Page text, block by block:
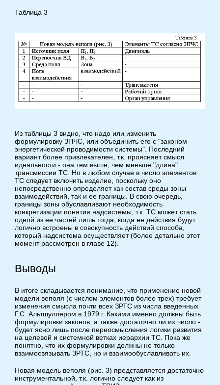
Таблица 3
Из таблицы 3 видно, что надо или изменить
формулировку ЗПЧС, или объединить его с "законом
энергетической проводимости системы". Последний
вариант более привлекателен, т.к. проясняет смысл
идеальности - она тем выше, чем меньше "длина"
трансмиссии ТС. Но в любом случае в число элементов
ТС следует включить изделие, поскольку оно
непосредственно определяет как состав среды зоны
взаимодействий, так и ее границы. В свою очередь,
границы зоны обуславливают необходимость
конкретизации понятия надсистемы, т.к. ТС может стать
одной из ее частей лишь тогда, когда ее действия будут
логично встроены в совокупность действий способа,
который надсистема осуществляет (более детально этот
момент рассмотрен в главе 12).
Выводы
В итоге складывается понимание, что применение новой
модели веполя (с числом элементов более трех) требует
изменения смысла почти всех ЗРТС из числа введенных
Г.С. Альтшуллером в 1979 г. Какими именно должны быть
формулировки законов, а также достаточно ли их число -
будет ясно лишь после переосмысления логики развития
на целевой и системной ветках иерархии ТС. Пока же
понятно, что их формулировки должны не только
взаимосвязывать ЗРТС, но и взаимообуславливать их.
Новая модель веполя (рис. 3) представляется достаточно
инструментальной, т.к. логично следует как из